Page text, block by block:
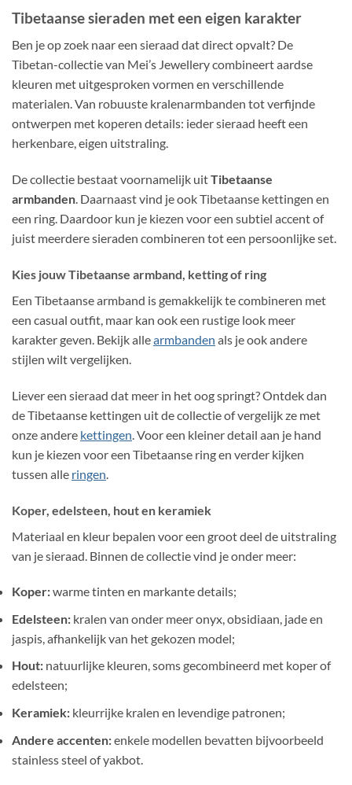
Tibetaanse sieraden met een eigen karakter
Ben je op zoek naar een sieraad dat direct opvalt? De
Tibetan-collectie van Mei’s Jewellery combineert aardse
kleuren met uitgesproken vormen en verschillende
materialen. Van robuuste kralenarmbanden tot verfijnde
ontwerpen met koperen details: ieder sieraad heeft een
herkenbare, eigen uitstraling.
De collectie bestaat voornamelijk uitTibetaanse
armbanden. Daarnaast vind je ook Tibetaanse kettingen en
een ring. Daardoor kun je kiezen voor een subtiel accent of
juist meerdere sieraden combineren tot een persoonlijke set.
Kies jouw Tibetaanse armband, ketting of ring
Een Tibetaanse armband is gemakkelijk te combineren met
een casual outfit, maar kan ook een rustige look meer
karakter geven. Bekijk allearmbanden als je ook andere
stijlen wilt vergelijken.
Liever een sieraad dat meer in het oog springt? Ontdek dan
de Tibetaanse kettingen uit de collectie of vergelijk ze met
onze andere kettingen . Voor een kleiner detail aan je hand
kun je kiezen voor een Tibetaanse ring en verder kijken
tussen alle ringen
Koper, edelsteen, hout en keramiek
Materiaal en kleur bepalen voor een groot deel de uitstraling
van je sieraad. Binnen de collectie vind je onder meer:
Koper:warme tinten en markante details;
Edelsteen: kralen van onder meer onyx, obsidiaan, jade en
jaspis, afhankelijk van het gekozen model;
Hout: natuurlijke kleuren, soms gecombineerd met koper of
edelsteen;
Keramiek: kleurrijke kralen en levendige patronen;
Andere accenten:enkele modellen bevatten bijvoorbeeld
stainless steel of yakbot.